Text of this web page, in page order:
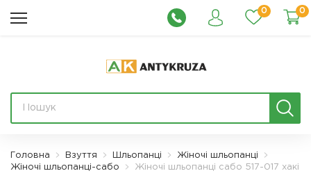
0 0
Головна Взуття Шльопанці
Жіночі шльопанці
Жіночі шльопанці-сабо
Жіночі шльопанці сабо 517-017 хакі